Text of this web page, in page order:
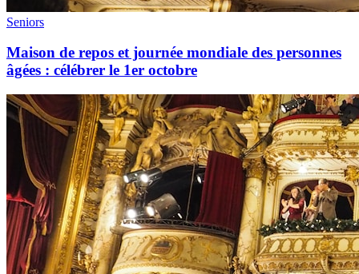
Seniors
Maison de repos et journée mondiale des personnes
âgées : célébrer le 1er octobre